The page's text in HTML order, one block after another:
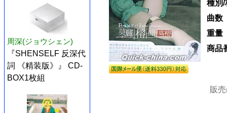
周深(ジョウシェン)
『SHENSELF 反深代
詞 《精装版》』 CD-
BOX1枚組
種別/
曲数
重量
商品
販